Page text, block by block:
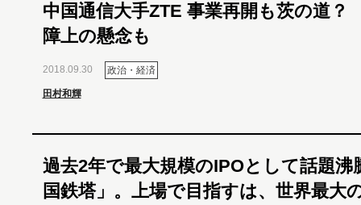
中国通信大手ZTE 事業再開も茨の道
障上の懸念も
2018.09.30 政治・経済
田村和輝
過去2年で最大規模のIPOとして話題沸
国鉄塔」。上場で目指すは、世界最大